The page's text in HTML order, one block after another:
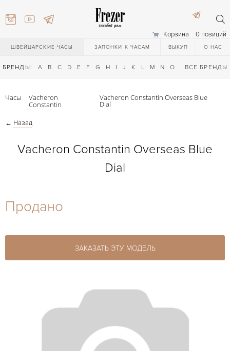
Корзина 0 позиций
ШВЕЙЦАРСКИЕ ЧАСЫ ЗАПОНКИ К ЧАСАМ ВЫКУП О НАС
БРЕНДЫ: A B C D E F G H I J K L M N O Q R S T
ВСЕ БРЕНДЫ
27-44
Часы Vacheron
Constantin
Vacheron Constantin Overseas Blue
Dial
← Назад
Vacheron Constantin Overseas Blue
Dial
Продано
ЗАКАЗАТЬ ЭТУ МОДЕЛЬ